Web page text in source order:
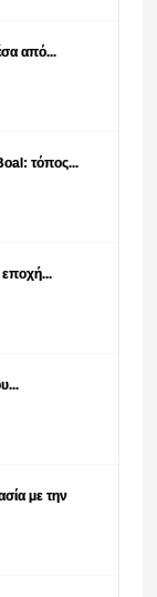
από...
τόπος...
εποχή...
με την